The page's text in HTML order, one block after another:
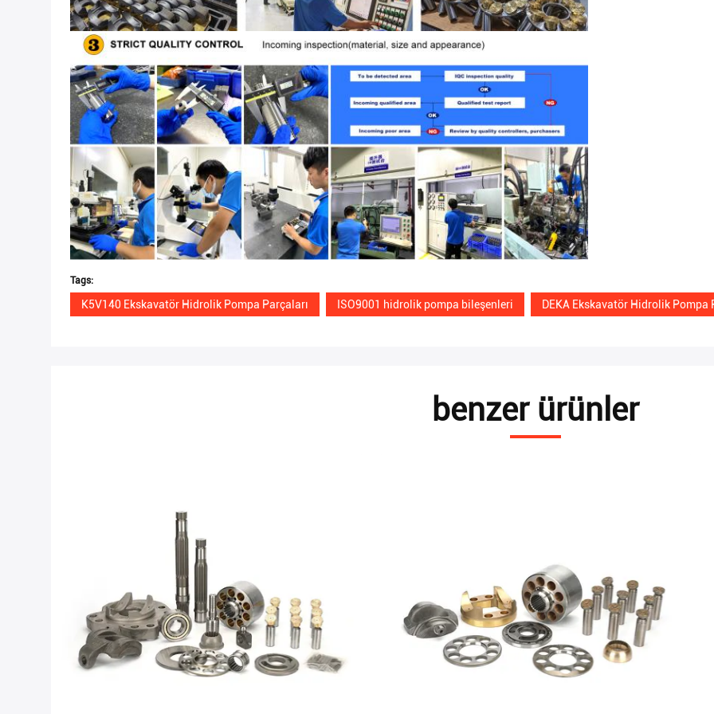
Tags:
K5V140 Ekskavatör Hidrolik Pompa Parçaları ISO9001 hidrolik pompa bileşenleri DEKA Ekskavatör Hidrolik Pompa
benzer ürünler